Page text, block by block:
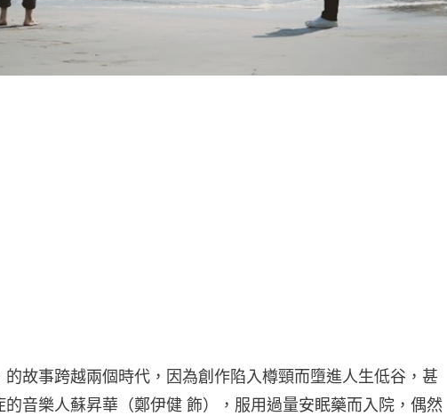
的故事跨越兩個時代，因為創作陷入樽頸而墮進人生低谷，甚
的音樂人蘇昇華（鄭伊健 飾），服用過量安眠藥而入院，偶然